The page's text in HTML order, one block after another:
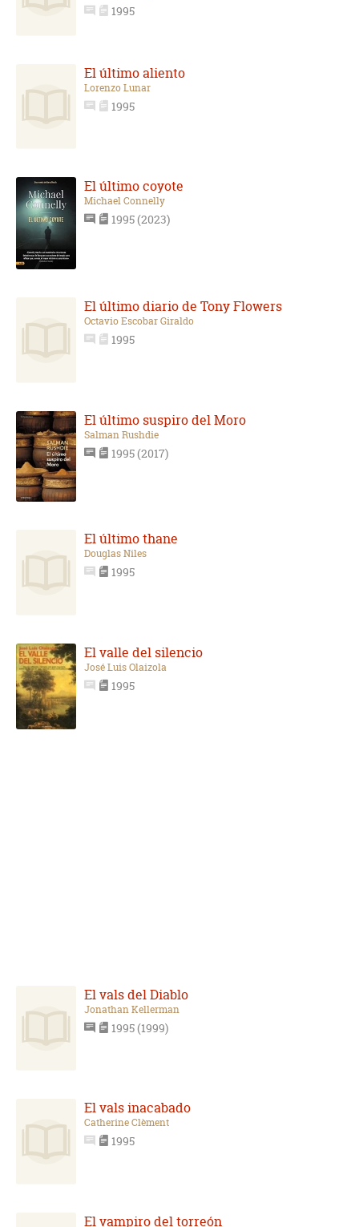
1995
El último aliento
Lorenzo Lunar
1995
El último coyote
Michael Connelly
1995 (2023)
El último diario de Tony Flowers
Octavio Escobar Giraldo
1995
El último suspiro del Moro
Salman Rushdie
1995 (2017)
El último thane
Douglas Niles
1995
El valle del silencio
José Luis Olaizola
1995
El vals del Diablo
Jonathan Kellerman
1995 (1999)
El vals inacabado
Catherine Clèment
1995
El vampiro del torreón